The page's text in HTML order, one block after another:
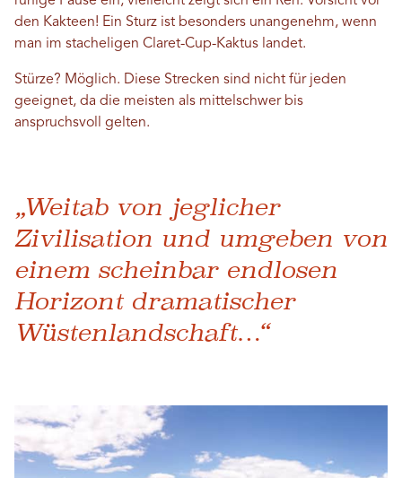
den Kakteen! Ein Sturz ist besonders unangenehm, wenn
man im stacheligen Claret-Cup-Kaktus landet.
Stürze? Möglich. Diese Strecken sind nicht für jeden
geeignet, da die meisten als mittelschwer bis
anspruchsvoll gelten.
„Weitab von jeglicher
Zivilisation und umgeben von
einem scheinbar endlosen
Horizont dramatischer
Wüstenlandschaft…“